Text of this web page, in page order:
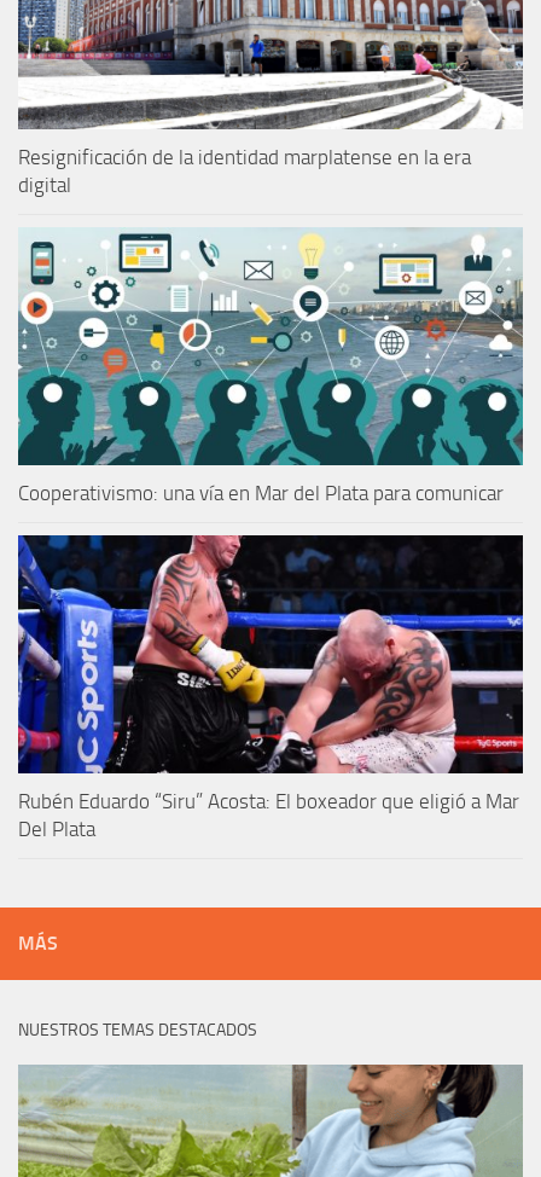
Resignificación de la identidad marplatense en la era
digital
Cooperativismo: una vía en Mar del Plata para comunicar
Rubén Eduardo “Siru” Acosta: El boxeador que eligió a Mar
Del Plata
MÁS
NUESTROS TEMAS DESTACADOS